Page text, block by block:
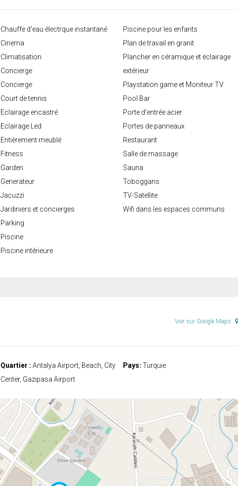
Chauffe d'eau électrque instantané
Cinema
Climatisation
Concierge
Concierge
Court de tennis
Eclairage encastré
Eclairage Led
Entièrement meublé
Fitness
Garden
Generateur
Jacuzzi
Jardiniers et concierges
Parking
Piscine
Piscine intérieure
Piscine pour les enfants
Plan de travail en granit
Plancher en céramique et éclairage
extérieur
Playstation game et Moniteur TV
Pool Bar
Porte d'entrée acier
Portes de panneaux
Restaurant
Salle de massage
Sauna
Toboggans
TV-Satellite
Wifi dans les espaces communs
Voir sur Google Maps
Quartier : Antalya Airport, Beach, City
Center, Gazipasa Airport
Pays: Turquie